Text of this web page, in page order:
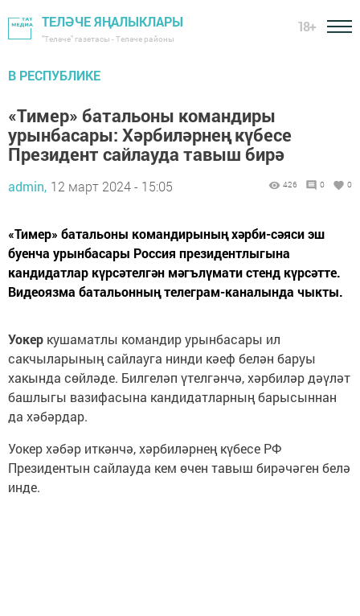
ТЕЛӘЧЕ ЯҢАЛЫКЛАРЫ
"Теләче" газетасы - Теләче районы
18+
В РЕСПУБЛИКЕ
«Тимер» батальоны командиры
урынбасары: Хәрбиләрнең күбесе
Президент сайлауда тавыш бирә
admin, 12 март 2024 - 15:05 426 0 0
«Тимер» батальоны командирының хәрби-сәяси эш
буенча урынбасары Россия президентлыгына
кандидатлар күрсәтелгән мәгълүмати стенд күрсәтте.
Видеоязма батальонның телеграм-каналында чыкты.
Уокер кушаматлы командир урынбасары ил
сакчыларының сайлауга нинди кәеф белән баруы
хакында сөйләде. Билгеләп үтелгәнчә, хәрбиләр дәүләт
башлыгы вазифасына кандидатларның барысыннан
да хәбәрдар.
Уокер хәбәр иткәнчә, хәрбиләрнең күбесе РФ
Президентын сайлауда кем өчен тавыш бирәчәген белә
инде.